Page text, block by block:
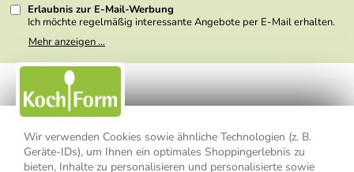
Wir verwenden Cookies sowie ähnliche Technologien (z. B.
Geräte-IDs), um Ihnen ein optimales Shoppingerlebnis zu
bieten, Inhalte zu personalisieren und personalisierte sowie
Erlaubnis zur E-Mail-Werbung
Ich möchte regelmäßig interessante Angebote per E-Mail erhalten.
Meine E-Mail-Adresse wird nicht an andere Unternehmen
weitergegeben. Zu statistischen Zwecken wird in anonymer Form
nicht erkennbar, welche konkrete Person geklickt hat. Diese
Einwilligung zur Nutzung meiner E-Mail- Adresse für Werbezwecke
kann ich jederzeit mit Wirkung für die Zukunft widerrufen, indem ich
den Link "Abmelden" am Ende des Newsletters anklicke oder die
Option Newsletter im Mitgliederbereich deaktiviere. Die
Mehr anzeigen ...
Impressum Datenschutzerklärung AGB